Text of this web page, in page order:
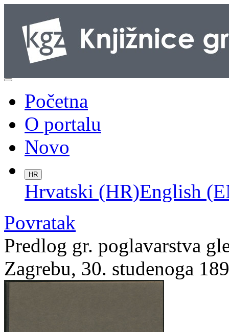
Početna
O portalu
Novo
HR
Hrvatski (HR)English
Povratak
Predlog gr. poglavarstva
Zagrebu, 30. studenoga